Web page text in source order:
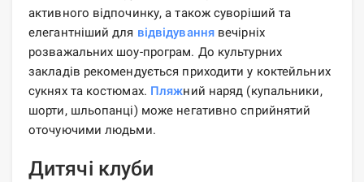
активного відпочинку, а також суворіший та
елегантніший для відвідуваннявечірніх
розважальних шоу-програм. До культурних
закладів рекомендується приходити у коктейльних
сукнях та костюмах. Пляжний наряд (купальники,
шорти, шльопанці) може негативно сприйнятий
оточуючими людьми.
Дитячі клуби